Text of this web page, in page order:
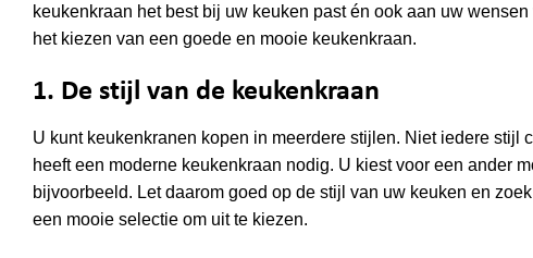
keukenkraan het best bij uw keuken past én ook aan uw
het kiezen van een goede en mooie keukenkraan.
1. De stijl van de keukenkraan
U kunt keukenkranen kopen in meerdere stijlen. Niet iedere
heeft een moderne keukenkraan nodig. U kiest voor een ander
bijvoorbeeld. Let daarom goed op de stijl van uw keuken en
een mooie selectie om uit te kiezen.